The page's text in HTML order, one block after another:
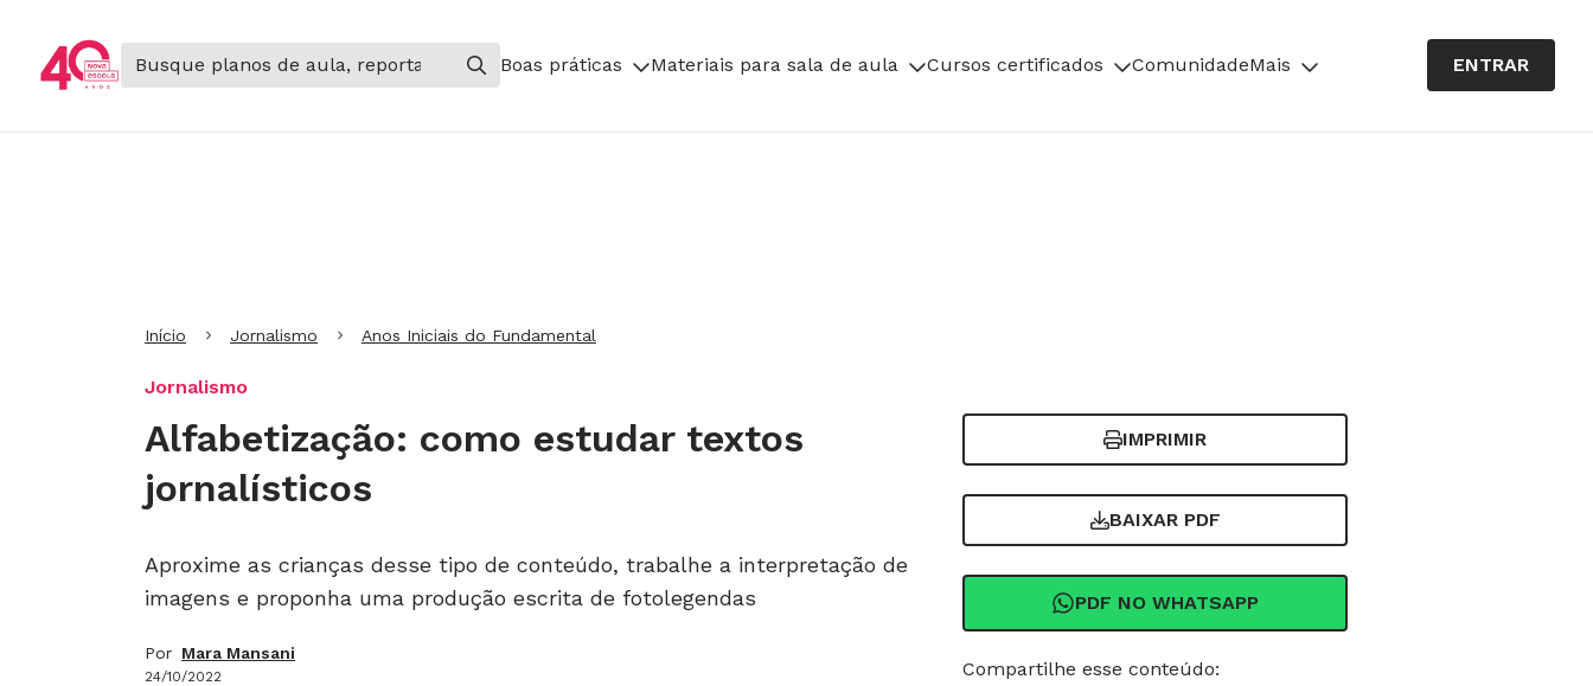
Boas práticas Materiais para sala de aula Cursos certificados ComunidadeMais ENTRAR
Início Jornalismo Anos Iniciais do Fundamental
Jornalismo
Alfabetização: como estudar textos
jornalísticos
Aproxime as crianças desse tipo de conteúdo, trabalhe a interpretação de
imagens e proponha uma produção escrita de fotolegendas
Por Mara Mansani
24/10/2022
IMPRIMIR
BAIXAR PDF
PDF NO WHATSAPP
Compartilhe esse conteúdo: